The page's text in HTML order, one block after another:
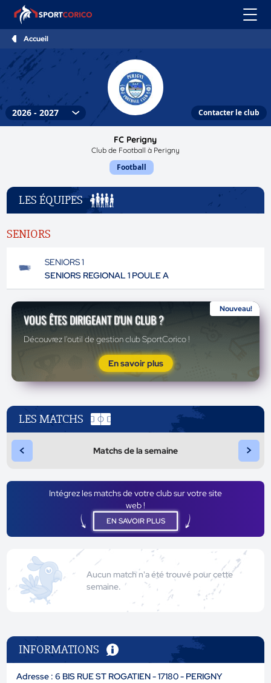
Accueil
Contacter le club
FC Perigny
Club de Football à Perigny
Football
LES ÉQUIPES
SENIORS
SENIORS 1
SENIORS REGIONAL 1 POULE A
Nouveau!
VOUS ÊTES DIRIGEANT D'UN CLUB ?
Découvrez l'outil de gestion club SportCorico !
En savoir plus
LES MATCHS
< Matchs de la semaine >
Intégrez les matchs de votre club sur votre site
web !
EN SAVOIR PLUS
Aucun match n'a été trouvé pour cette
semaine.
INFORMATIONS
Adresse : 6 BIS RUE ST ROGATIEN - 17180 - PERIGNY